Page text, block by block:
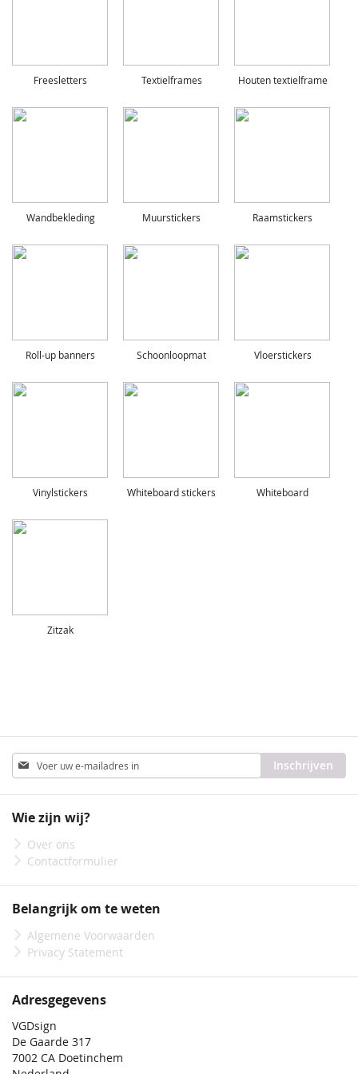
Freesletters Textielframes Houten textielframe
Wandbekleding Muurstickers Raamstickers
Roll-up banners Schoonloopmat Vloerstickers
Vinylstickers Whiteboard stickers Whiteboard
Zitzak
Abonneer
u
op
nieuwsbrief
Inschrijven
Wie zijn wij?
Over ons
Contactformulier
Belangrijk om te weten
Algemene Voorwaarden
Privacy Statement
Adresgegevens
VGDsign
De Gaarde 317
7002 CA Doetinchem